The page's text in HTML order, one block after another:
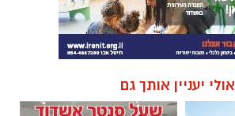
אולי יעניין אותך גם